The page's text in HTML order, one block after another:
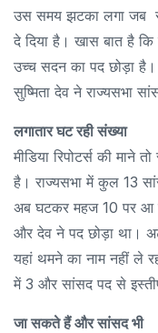
उस समय झटका लगा जब
दे दिया है। खास बात है
उच्च सदन का पद छोड़ा
सुष्मिता देव ने राज्यसभा
लगातार घट रही संख्या
मीडिया रिपोटर्स की माने
है। राज्यसभा में कुल 13
अब घटकर महज 10 पर आ
और देव ने पद छोड़ा था।
यहां थमने का नाम नहीं ले
में 3 और सांसद पद से
जा सकते हैं और सांसद भी